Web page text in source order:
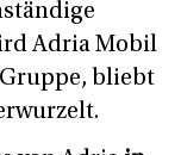
Adria Mobil
bliebt